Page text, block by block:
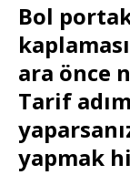
Bol
ara önce
Tarif
yapmak